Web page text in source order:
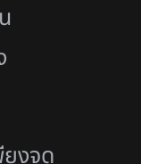
งจุด